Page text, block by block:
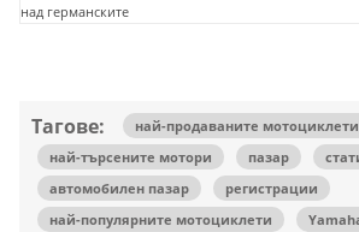
над германските
Тагове:
най-продаваните
най-търсените мотори
пазар
автомобилен пазар
регистрации
най-популярните мотоциклети